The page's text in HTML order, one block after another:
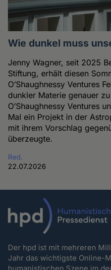
Wie dunkel muss
Jenny Wagner, seit 2025
Stiftung, erhält diesen
O’Shaughnessy Ventures
dunkler Materie genauer
O’Shaughnessy Ventures
Mal ein Projekt in der
mit ihrem Vorschlag
überzeugte.
Red.
22.07.2026
Der hpd ist mit mehreren
Jahr das wichtigste Online-